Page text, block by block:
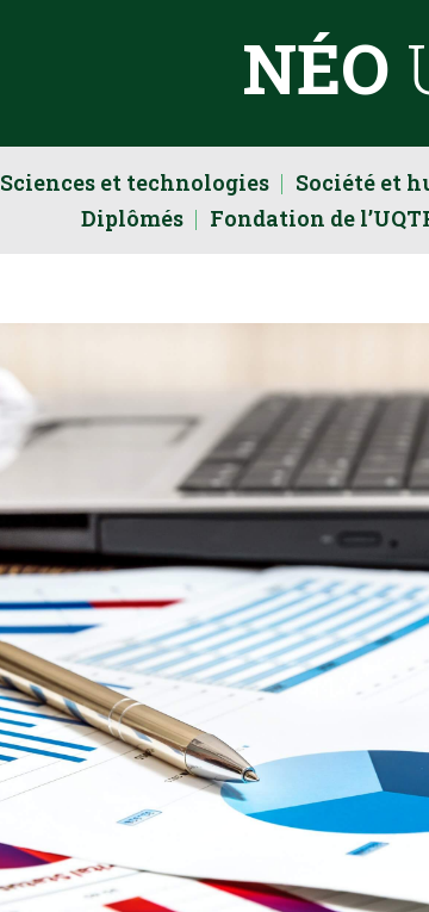
NÉO
Sciences et technologies Société et
Diplômés
Fondation de